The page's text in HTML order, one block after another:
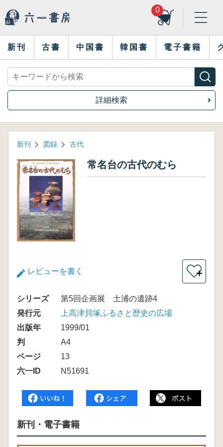
0
新刊 古書 中国書 韓国書 電子書籍
詳細検索
新刊 図録 古代
常名台の古代のむら
レビューを書く ＋
シリーズ
第5回企画展 土浦の遺跡4
発行元
上高津貝塚ふるさと歴史の広場
出版年
1999/01
判
A4
ページ
13
六一ID
N51691
新刊・電子書籍